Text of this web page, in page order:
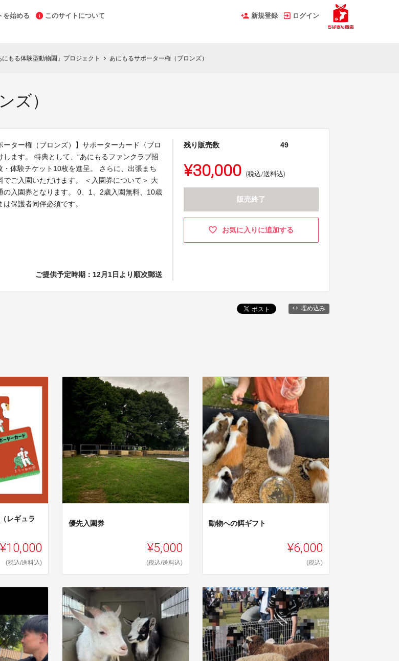
を始める このサイトについて 新規登録 ログイン
もる体験型動物園」プロジェクト chevron_right あにもるサポーター権（ブロンズ）
ズ）
ーター権（ブロンズ）】サポーターカード〈ブロ
します。 特典として、“あにもるファンクラブ招
・体験チケット10枚を進呈。 さらに、出張まち
でご入園いただけます。 ＜入園券について＞ 大
の入園券となります。 0、1、2歳入園無料、10歳
保護者同伴必須です。
ご提供予定時期：12月1日より順次郵送
残り販売数 49
¥30,000 (税込/送料込)
販売終了
お気に入りに追加する
埋め込み
レギュラ
¥10,000
(税込/送料込)
優先入園券
¥5,000
(税込/送料込)
動物への餌ギフト
¥6,000
(税込)